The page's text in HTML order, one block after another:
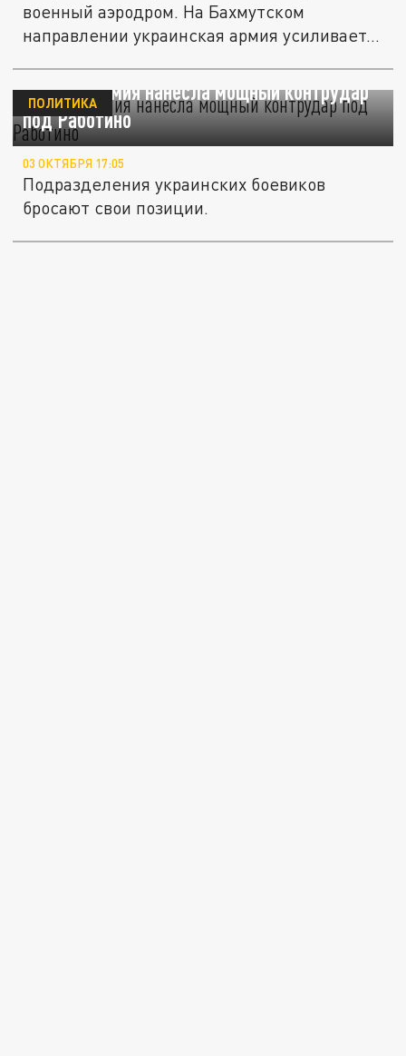
военный аэродром. На Бахмутском
направлении украинская армия усиливает...
Русская армия нанесла мощный контрудар
под Работино
ПОЛИТИКА
03 ОКТЯБРЯ 17:05
Подразделения украинских боевиков
бросают свои позиции.